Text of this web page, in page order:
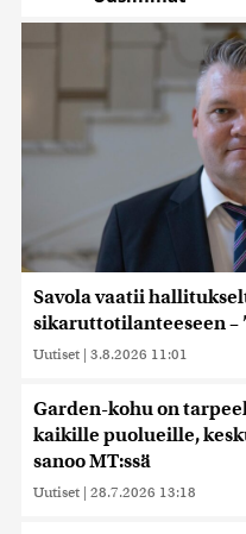
Savola vaatii
sikaruttotilanteeseen –
Uutiset | 3.8.2026 11:01
Garden-kohu on
kaikille puolueille,
sanoo MT:ssä
Uutiset | 28.7.2026 13:18